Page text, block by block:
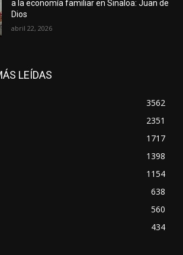
a la economía familiar en Sinaloa: Juan de
Dios
abril 22, 2026
LEÍDAS
3562
2351
1717
1398
1154
638
560
434